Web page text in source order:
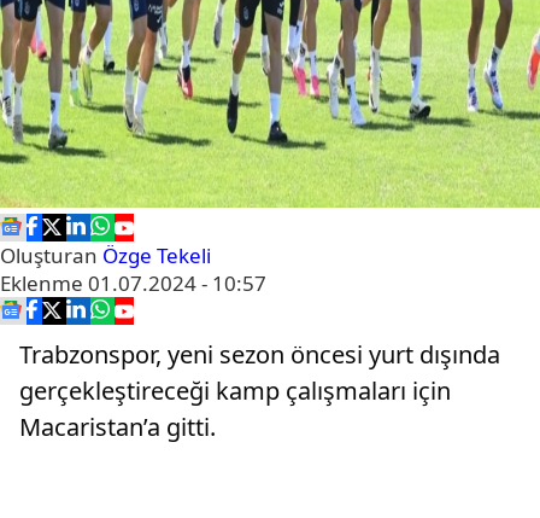
Oluşturan Özge Tekeli
Eklenme 01.07.2024 - 10:57
Trabzonspor, yeni sezon öncesi yurt dışında
gerçekleştireceği kamp çalışmaları için
Macaristan’a gitti.